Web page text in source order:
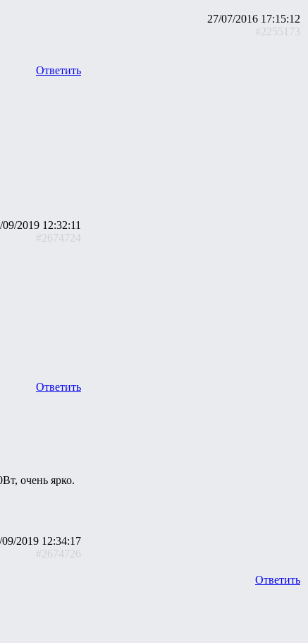
27/07/2016 17:15:12
#2255173
Ответить
09/2019 12:32:11
#2674724
Ответить
очень ярко.
09/2019 12:34:17
#2674726
Ответить